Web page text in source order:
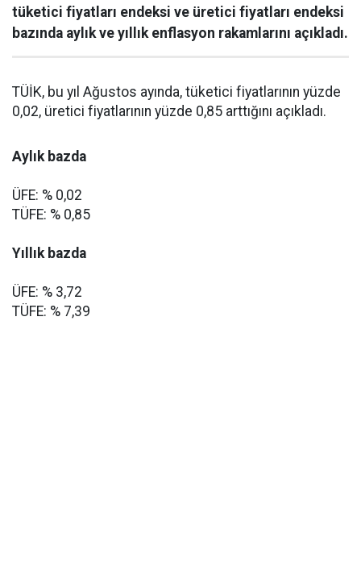
tüketici fiyatları endeksi ve üretici fiyatları endeksi
bazında aylık ve yıllık enflasyon rakamlarını açıkladı.
TÜİK, bu yıl Ağustos ayında, tüketici fiyatlarının yüzde
0,02, üretici fiyatlarının yüzde 0,85 arttığını açıkladı.
Aylık bazda
ÜFE: % 0,02
TÜFE: % 0,85
Yıllık bazda
ÜFE: % 3,72
TÜFE: % 7,39